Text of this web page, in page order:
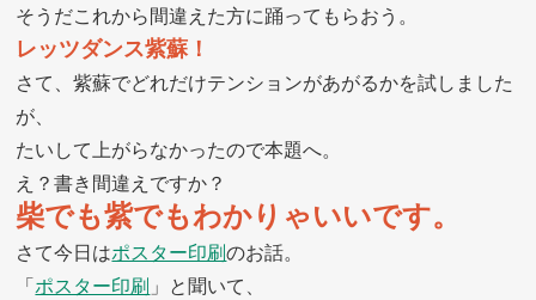
そうだこれから間違えた方に踊ってもらおう。
レッツダンス紫蘇！
さて、紫蘇でどれだけテンションがあがるかを試しました
が、
たいして上がらなかったので本題へ。
え？書き間違えですか？
柴でも紫でもわかりゃいいです。
さて今日はポスター印刷のお話。
「ポスター印刷 」と聞いて、